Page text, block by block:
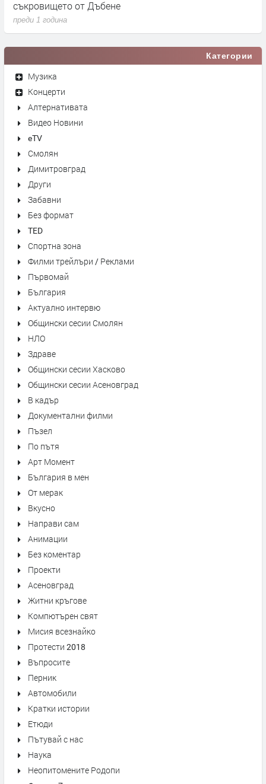
съкровището от Дъбене
преди 1 година
Категории
Музика
Концерти
Алтернативата
Видео Новини
eTV
Смолян
Димитровград
Други
Забавни
Без формат
TED
Спортна зона
Филми трейлъри / Реклами
Първомай
България
Актуално интервю
Общински сесии Смолян
НЛО
Здраве
Общински сесии Хасково
Общински сесии Асеновград
В кадър
Документални филми
Пъзел
По пътя
Арт Момент
България в мен
От мерак
Вкусно
Направи сам
Анимации
Без коментар
Проекти
Асеновград
Житни кръгове
Компютърен свят
Мисия всезнайко
Протести 2018
Въпросите
Перник
Автомобили
Кратки истории
Етюди
Пътувай с нас
Наука
Неопитомените Родопи